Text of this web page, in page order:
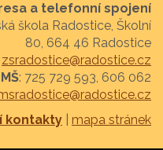
a telefonní spojení
škola Radostice, Školní
80, 664 46 Radostice
zsradostice@radostice.cz
MŠ: 725 729 593, 606 062
kontakty
mapa stránek